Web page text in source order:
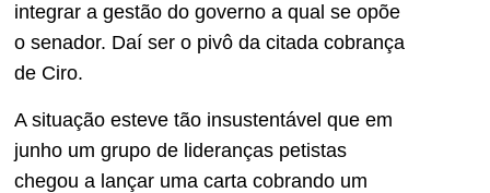
integrar a gestão do governo a qual se opõe
o senador. Daí ser o pivô da citada cobrança
de Ciro.
A situação esteve tão insustentável que em
junho um grupo de lideranças petistas
chegou a lançar uma carta cobrando um